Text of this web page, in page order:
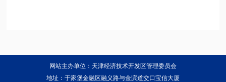
网站主办单位：天津经济技术开发区管理委员会
地址：于家堡金融区融义路与金滨道交口宝信大厦